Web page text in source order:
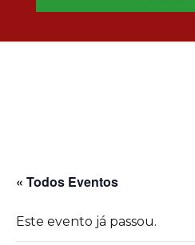
« Todos Eventos
Este evento já passou.